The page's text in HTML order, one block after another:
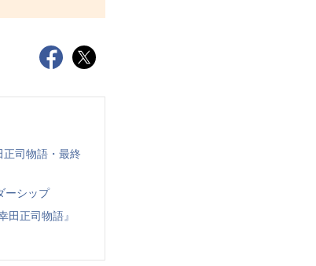
司物語・最終
ーシップ
正司物語』